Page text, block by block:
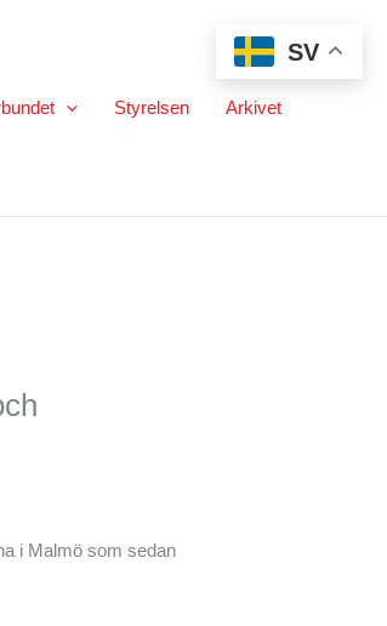
Styrelsen Arkivet
i Malmö som sedan
SV